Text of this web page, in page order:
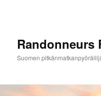
Randonneurs
Suomen